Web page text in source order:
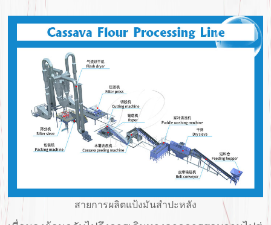
สายการผลิตแป้งมันสำปะหลัง